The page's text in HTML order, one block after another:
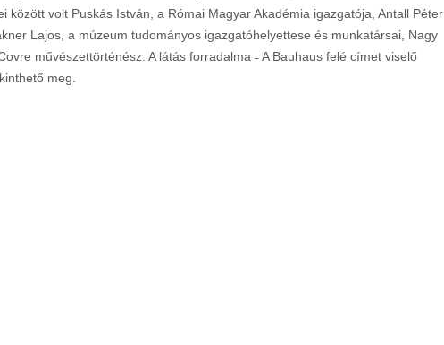
között volt Puskás István, a Római Magyar Akadémia igazgatója, Antall Péter
Lajos, a múzeum tudományos igazgatóhelyettese és munkatársai, Nagy
művészettörténész. A látás forradalma ˗ A Bauhaus felé címet viselő
meg.